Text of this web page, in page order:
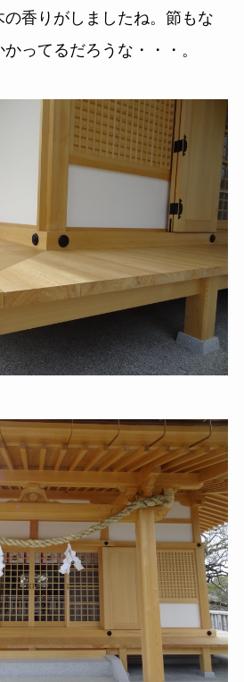
香りがしましたね。節もな
ってるだろうな・・・。